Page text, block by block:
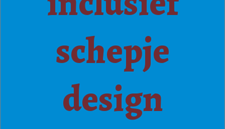
schepje
design